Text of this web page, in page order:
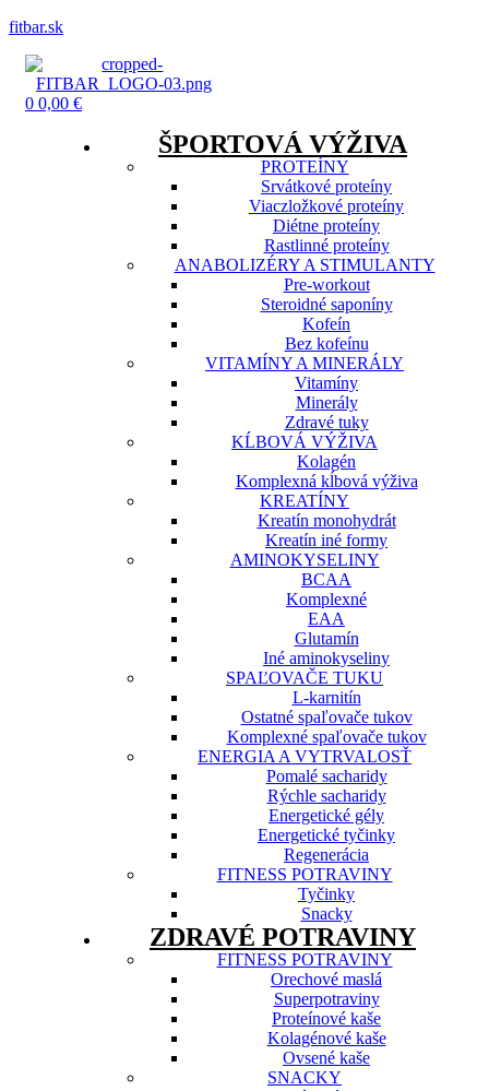
fitbar.sk
Menu
0 0,00 €
ŠPORTOVÁ VÝŽIVA
PROTEÍNY
Srvátkové proteíny
Viaczložkové proteíny
Diétne proteíny
Rastlinné proteíny
ANABOLIZÉRY A STIMULANTY
Pre-workout
Steroidné saponíny
Kofeín
Bez kofeínu
VITAMÍNY A MINERÁLY
Vitamíny
Minerály
Zdravé tuky
KĹBOVÁ VÝŽIVA
Kolagén
Komplexná kĺbová výživa
KREATÍNY
Kreatín monohydrát
Kreatín iné formy
AMINOKYSELINY
BCAA
Komplexné
EAA
Glutamín
Iné aminokyseliny
SPAĽOVAČE TUKU
L-karnitín
Ostatné spaľovače tukov
Komplexné spaľovače tukov
ENERGIA A VYTRVALOSŤ
Pomalé sacharidy
Rýchle sacharidy
Energetické gély
Energetické tyčinky
Regenerácia
FITNESS POTRAVINY
Tyčinky
Snacky
ZDRAVÉ POTRAVINY
FITNESS POTRAVINY
Orechové maslá
Superpotraviny
Proteínové kaše
Kolagénové kaše
Ovsené kaše
SNACKY